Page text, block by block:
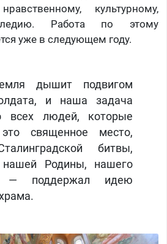
культурному,
Работа по этому
уже в следующем году.
дышит подвигом
и наша задача
всех людей, которые
священное место,
битвы,
Родины, нашего
— поддержал идею